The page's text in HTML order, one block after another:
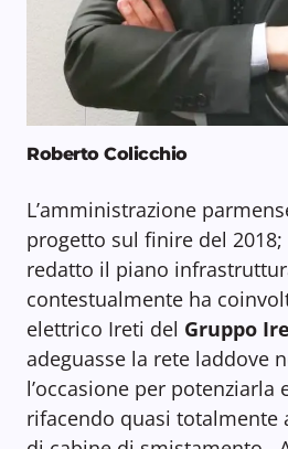
Roberto Colicchio
L’amministrazione
progetto sul finire del
redatto il piano
contestualmente ha
elettrico Ireti del Gruppo
adeguasse la rete laddove
l’occasione per potenziarla
rifacendo quasi totalmente